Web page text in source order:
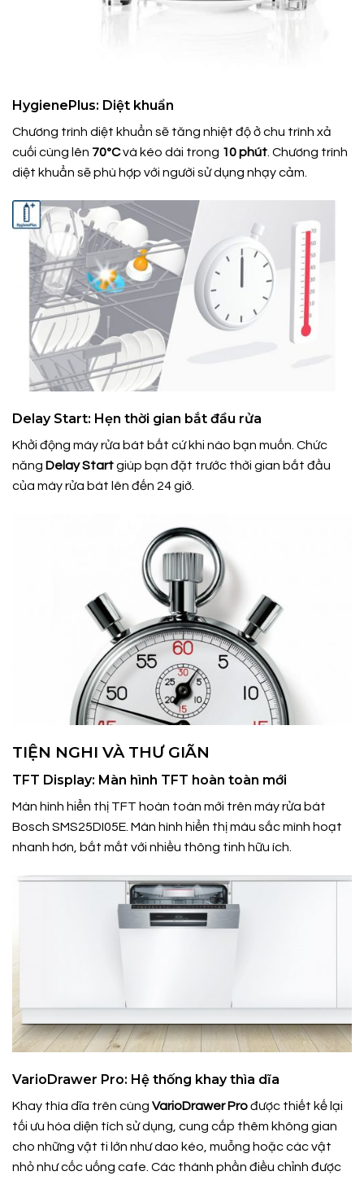
HygienePlus: Diệt khuẩn
Chương trình diệt khuẩn sẽ tăng nhiệt độ ở chu trình xả
cuối cùng lên 70ºCvà kéo dài trong 10 phút. Chương trình
diệt khuẩn sẽ phù hợp với người sử dụng nhạy cảm.
Delay Start: Hẹn thời gian bắt đầu rửa
Khởi động máy rửa bát bất cứ khi nào bạn muốn. Chức
năng Delay Startgiúp bạn đặt trước thời gian bắt đầu
của máy rửa bát lên đến 24 giờ.
TIỆN NGHI VÀ THƯ GIÃN
TFT Display: Màn hình TFT hoàn toàn mới
Màn hình hiển thị TFT hoàn toàn mới trên máy rửa bát
Bosch SMS25DI05E. Màn hình hiển thị màu sắc mình hoạt
nhanh hơn, bắt mắt với nhiều thông tinh hữu ích.
VarioDrawer Pro: Hệ thống khay thìa dĩa
Khay thìa dĩa trên cùng VarioDrawer Prođược thiết kế lại
tối ưu hóa diện tích sử dụng, cung cấp thêm không gian
cho những vật ti lớn như dao kéo, muỗng hoặc các vật
nhỏ như cốc uống cafe. Các thành phần điều chỉnh được